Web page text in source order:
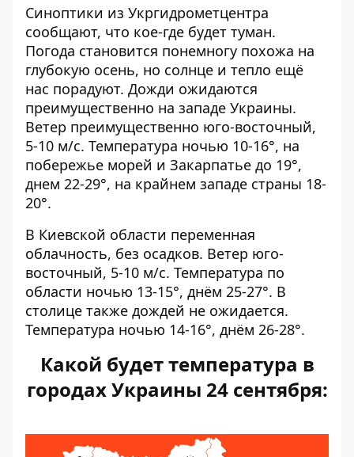
Синоптики из Укргидрометцентра
сообщают, что кое-где будет туман.
Погода становится понемногу похожа на
глубокую осень, но солнце и тепло ещё
нас порадуют. Дожди ожидаются
преимущественно на западе Украины.
Ветер преимущественно юго-восточный,
5-10 м/с. Температура ночью 10-16°, на
побережье морей и Закарпатье до 19°,
днем ​​22-29°, на крайнем западе страны 18-
20°.
В Киевской области переменная
облачность, без осадков. Ветер юго-
восточный, 5-10 м/с. Температура по
области ночью 13-15°, днём ​​25-27°. В
столице также дождей не ожидается.
Температура ночью 14-16°, днём ​​26-28°.
Какой будет температура в
городах Украины 24 сентября: